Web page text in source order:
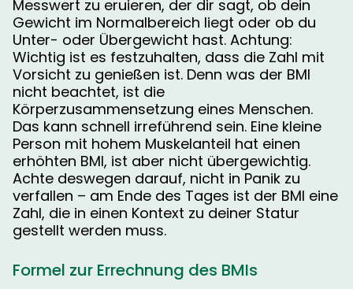
Messwert zu eruieren, der dir sagt, ob dein
Gewicht im Normalbereich liegt oder ob du
Unter- oder Übergewicht hast. Achtung:
Wichtig ist es festzuhalten, dass die Zahl mit
Vorsicht zu genießen ist. Denn was der BMI
nicht beachtet, ist die
Körperzusammensetzung eines Menschen.
Das kann schnell irreführend sein. Eine kleine
Person mit hohem Muskelanteil hat einen
erhöhten BMI, ist aber nicht übergewichtig.
Achte deswegen darauf, nicht in Panik zu
verfallen – am Ende des Tages ist der BMI eine
Zahl, die in einen Kontext zu deiner Statur
gestellt werden muss.
Formel zur Errechnung des BMIs